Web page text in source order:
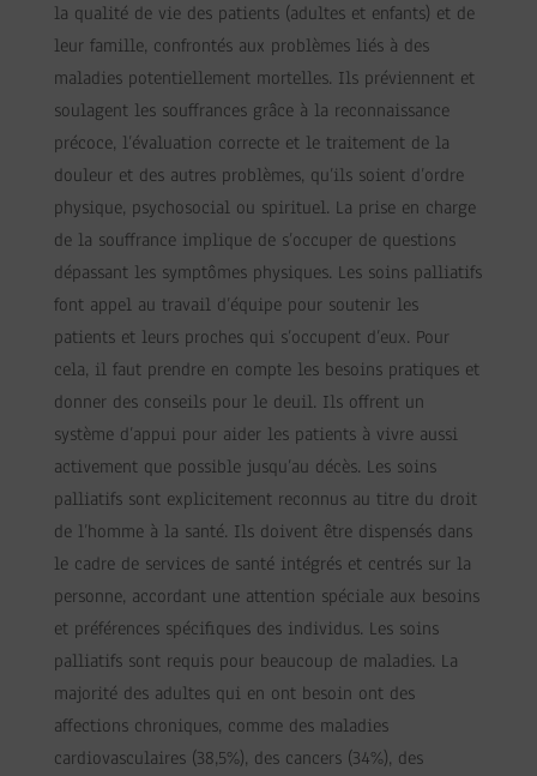
la qualité de vie des patients (adultes et enfants) et de
leur famille, confrontés aux problèmes liés à des
maladies potentiellement mortelles. Ils préviennent et
soulagent les souffrances grâce à la reconnaissance
précoce, l’évaluation correcte et le traitement de la
douleur et des autres problèmes, qu’ils soient d’ordre
physique, psychosocial ou spirituel. La prise en charge
de la souffrance implique de s’occuper de questions
dépassant les symptômes physiques. Les soins palliatifs
font appel au travail d’équipe pour soutenir les
patients et leurs proches qui s’occupent d’eux. Pour
cela, il faut prendre en compte les besoins pratiques et
donner des conseils pour le deuil. Ils offrent un
système d’appui pour aider les patients à vivre aussi
activement que possible jusqu’au décès. Les soins
palliatifs sont explicitement reconnus au titre du droit
de l’homme à la santé. Ils doivent être dispensés dans
le cadre de services de santé intégrés et centrés sur la
personne, accordant une attention spéciale aux besoins
et préférences spécifiques des individus. Les soins
palliatifs sont requis pour beaucoup de maladies. La
majorité des adultes qui en ont besoin ont des
affections chroniques, comme des maladies
cardiovasculaires (38,5%), des cancers (34%), des